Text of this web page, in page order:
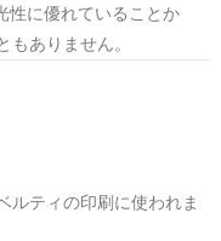
性に優れていることか
もありません。
ルティの印刷に使われま